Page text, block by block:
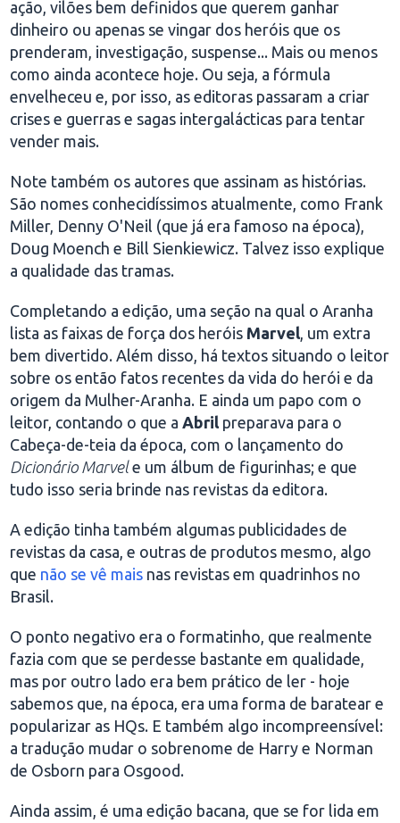
ação, vilões bem definidos que querem ganhar
dinheiro ou apenas se vingar dos heróis que os
prenderam, investigação, suspense... Mais ou menos
como ainda acontece hoje. Ou seja, a fórmula
envelheceu e, por isso, as editoras passaram a criar
crises e guerras e sagas intergalácticas para tentar
vender mais.
Note também os autores que assinam as histórias.
São nomes conhecidíssimos atualmente, como Frank
Miller, Denny O'Neil (que já era famoso na época),
Doug Moench e Bill Sienkiewicz. Talvez isso explique
a qualidade das tramas.
Completando a edição, uma seção na qual o Aranha
lista as faixas de força dos heróis Marvel, um extra
bem divertido. Além disso, há textos situando o leitor
sobre os então fatos recentes da vida do herói e da
origem da Mulher-Aranha. E ainda um papo com o
leitor, contando o que aAbril preparava para o
Cabeça-de-teia da época, com o lançamento do
Dicionário Marvele um álbum de figurinhas; e que
tudo isso seria brinde nas revistas da editora.
A edição tinha também algumas publicidades de
revistas da casa, e outras de produtos mesmo, algo
que não se vê mais nas revistas em quadrinhos no
Brasil.
O ponto negativo era o formatinho, que realmente
fazia com que se perdesse bastante em qualidade,
mas por outro lado era bem prático de ler - hoje
sabemos que, na época, era uma forma de baratear e
popularizar as HQs. E também algo incompreensível:
a tradução mudar o sobrenome de Harry e Norman
de Osborn para Osgood.
Ainda assim, é uma edição bacana, que se for lida em